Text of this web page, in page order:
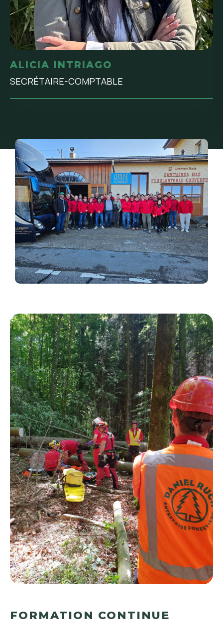
ALICIA INTRIAGO
SECRÉTAIRE-COMPTABLE
FORMATION CONTINUE